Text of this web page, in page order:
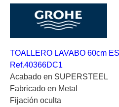
TOALLERO LAVABO 60cm
Ref.40366DC1
Acabado en SUPERSTEEL
Fabricado en Metal
Fijación oculta